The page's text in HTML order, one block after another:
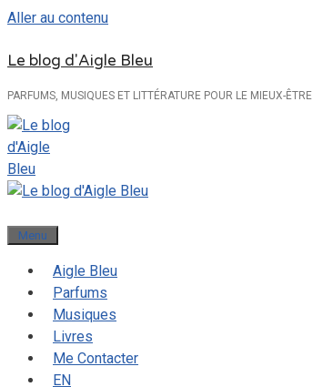
Aller au contenu
Le blog d'Aigle Bleu
PARFUMS, MUSIQUES ET LITTÉRATURE POUR LE MIEUX-ÊTRE
Menu
Aigle Bleu
Parfums
Musiques
Livres
Me Contacter
EN